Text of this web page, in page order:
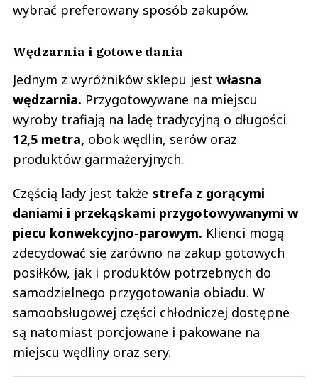
wybrać preferowany sposób zakupów.
Wędzarnia i gotowe dania
Jednym z wyróżników sklepu jest własna
wędzarnia. Przygotowywane na miejscu
wyroby trafiają na ladę tradycyjną o długości
12,5 metra, obok wędlin, serów oraz
produktów garmażeryjnych.
Częścią lady jest także strefa z gorącymi
daniami i przekąskami przygotowywanymi w
piecu konwekcyjno-parowym. Klienci mogą
zdecydować się zarówno na zakup gotowych
posiłków, jak i produktów potrzebnych do
samodzielnego przygotowania obiadu. W
samoobsługowej części chłodniczej dostępne
są natomiast porcjowane i pakowane na
miejscu wędliny oraz sery.